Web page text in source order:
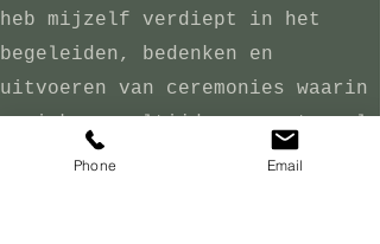
heb mijzelf verdiept in het
begeleiden, bedenken en
uitvoeren van ceremonies waarin
speelt.Suzanne Klemann
Phone Email